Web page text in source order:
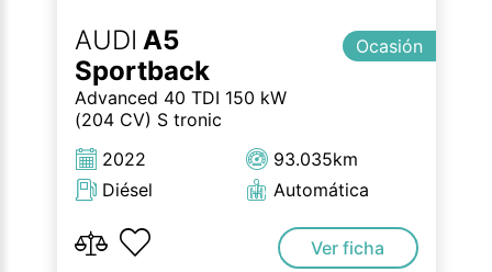
AUDI A5
Sportback
Advanced 40 TDI 150 kW
(204 CV) S tronic
Ocasión
2022
Diésel
93.035km
Automática
Ver ficha